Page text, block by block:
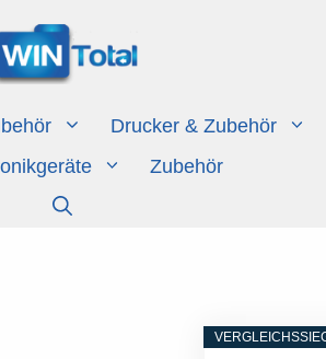
Drucker & Zubehör
Zubehör